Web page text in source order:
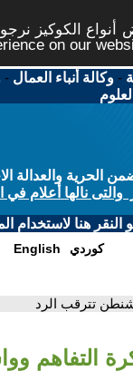
الكوكيز
on our
-وكالة أنباء العمال -
والعدالة
نالها أعلام في
هنا لاستخدام
English كوردي
تترقب الرد
التفاهم